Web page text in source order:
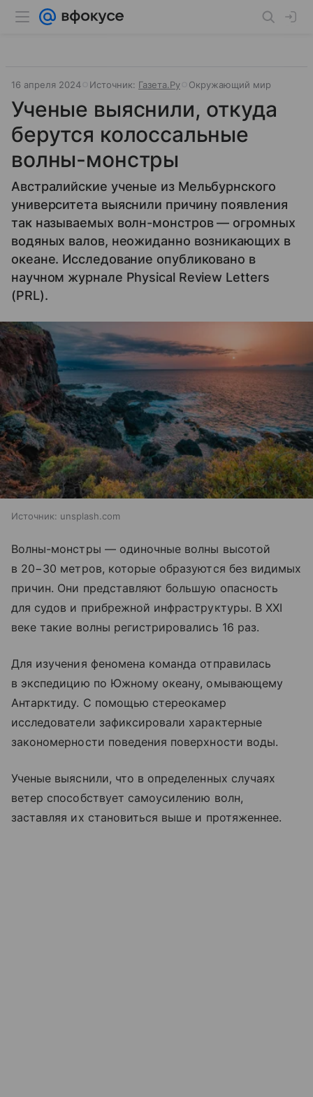
16 апреля 2024 Источник: Газета.Ру Окружающий мир
Ученые выяснили, откуда
берутся колоссальные
волны-монстры
Австралийские ученые из Мельбурнского
университета выяснили причину появления
так называемых волн-монстров — огромных
водяных валов, неожиданно возникающих в
океане. Исследование опубликовано в
научном журнале Physical Review Letters
(PRL).
Источник: unsplash.com
Волны-монстры — одиночные волны высотой
в 20−30 метров, которые образуются без видимых
причин. Они представляют большую опасность
для судов и прибрежной инфраструктуры. В XXI
веке такие волны регистрировались 16 раз.
Для изучения феномена команда отправилась
в экспедицию по Южному океану, омывающему
Антарктиду. С помощью стереокамер
исследователи зафиксировали характерные
закономерности поведения поверхности воды.
Ученые выяснили, что в определенных случаях
ветер способствует самоусилению волн,
заставляя их становиться выше и протяженнее.